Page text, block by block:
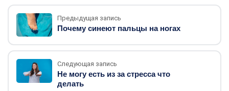
Предыдущая запись
Почему синеют пальцы на ногах
Следующая запись
Не могу есть из за стресса что
делать